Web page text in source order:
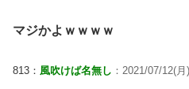
マジかよｗｗｗｗ
813： 風吹けば名無し ：2021/07/12(